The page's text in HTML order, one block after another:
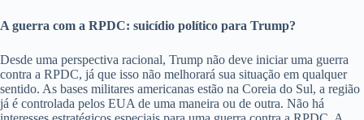
A guerra com a RPDC: suicídio político para Trump?
Desde uma perspectiva racional, Trump não deve iniciar uma guerra
contra a RPDC, já que isso não melhorará sua situação em qualquer
sentido. As bases militares americanas estão na Coreia do Sul, a região
já é controlada pelos EUA de uma maneira ou de outra. Não há